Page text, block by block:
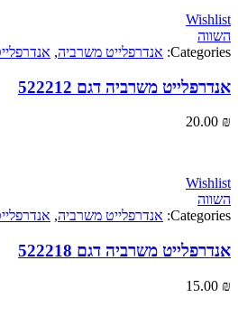
אנדרפלייט משרביה,אנדרפלייטים,
משרביה דגם 522212
אנדרפלייט משרביה,אנדרפלייטים,
משרביה דגם 522218